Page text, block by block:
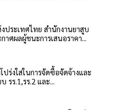
ประเทศไทย สำนักงานยาสูบ
าศผลผู้ชนะการเสนอราคา...
ปร่งใสในการจัดซื้อจัดจ้างและ
ร.1,รร.2 และ...